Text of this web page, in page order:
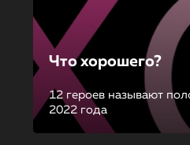
Что хорошего?
12 героев называют
2022 года